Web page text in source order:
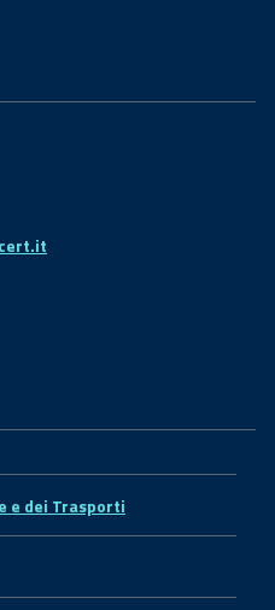
e dei Trasporti